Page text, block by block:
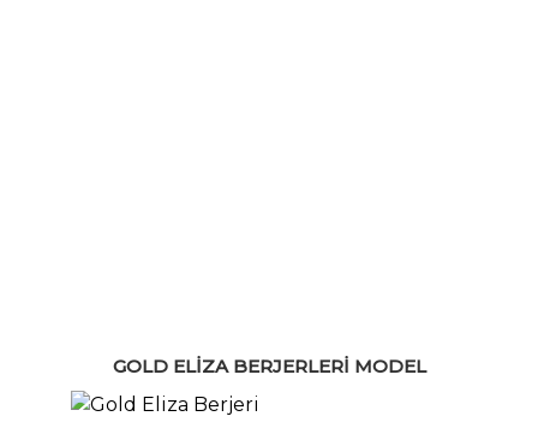
GOLD ELIZA BERJERLERI MODEL